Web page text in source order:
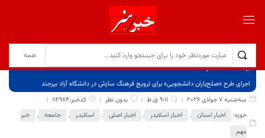
برگ نخست
نوشته‌ها
اجرای طرح «صلح‌یاران دانشجویی» برای ترویج فرهنگ سازش در دانشگاه آزاد بیرجند
سه‌شنبه 7 جولای 2026
9:11 ق.ظ بدون نظر
کدخبر:112984
حوزه:
اخبار استان , اخبار اسلایدر , اخبار اصلی , اسلایدر , جامعه ,
خبر
مهم